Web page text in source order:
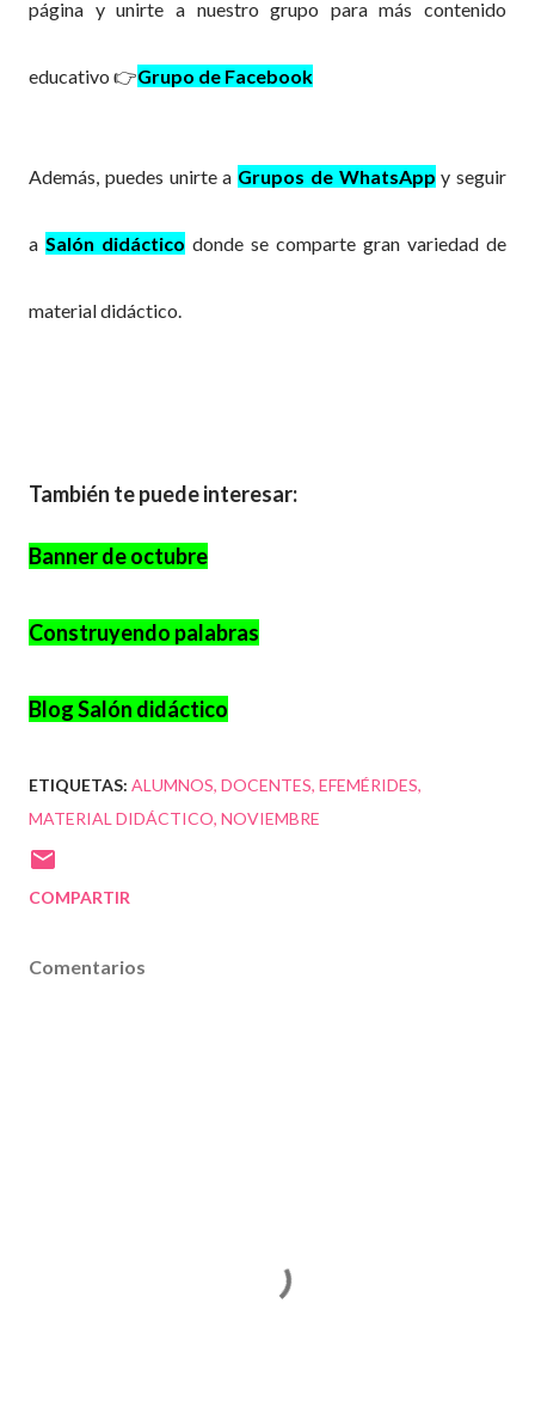
página y unirte a nuestro grupo para más contenido
educativo 👉Grupo de Facebook
Además, puedes unirte a Grupos de WhatsApp y seguir
a Salón didáctico donde se comparte gran variedad de
material didáctico.
También te puede interesar:
Banner de octubre
Construyendo palabras
Blog Salón didáctico
ETIQUETAS: ALUMNOS DOCENTES EFEMÉRIDES
MATERIAL DIDÁCTICO NOVIEMBRE
COMPARTIR
Comentarios